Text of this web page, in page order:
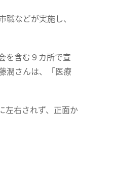
などが実施し、
を含む９カ所で宣
潤さんは、「医療
左右されず、正面か